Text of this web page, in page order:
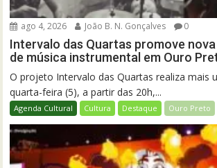
ago 4, 2026 João B. N. Gonçalves 0
Intervalo das Quartas promove
de música instrumental em Ouro
O projeto Intervalo das Quartas realiza mais
quarta-feira (5), a partir das 20h,...
Agenda Cultural Cultura Destaque Ouro Preto